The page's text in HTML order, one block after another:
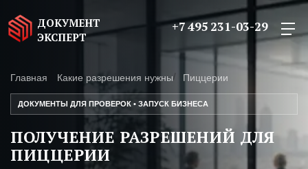
ДОКУМЕНТ
ЭКСПЕРТ
+7 495 231-03-29
Главная Какие разрешения нужны Пиццерии
ДОКУМЕНТЫ ДЛЯ ПРОВЕРОК • ЗАПУСК БИЗНЕСА
ПОЛУЧЕНИЕ РАЗРЕШЕНИЙ ДЛЯ
ПИЦЦЕРИИ